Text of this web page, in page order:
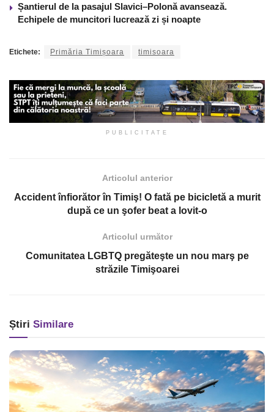
Șantierul de la pasajul Slavici–Polonă avansează.
Echipele de muncitori lucrează zi și noapte
Etichete: Primăria Timișoara timisoara
PUBLICITATE
Articolul anterior
Accident înfiorător în Timiş! O fată pe bicicletă a murit
după ce un şofer beat a lovit-o
Articolul următor
Comunitatea LGBTQ pregăteşte un nou marş pe
străzile Timişoarei
Știri Similare